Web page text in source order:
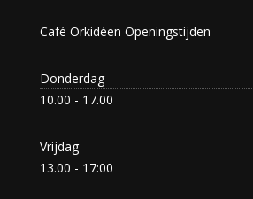
Café Orkidéen Openingstijden
Donderdag
10.00 - 17.00
Vrijdag
13.00 - 17:00